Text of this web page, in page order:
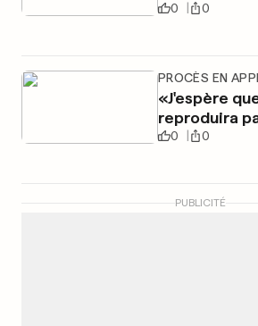
0 0
PROCÈS EN
«J'espère
reproduira
0 0
PUBLICITÉ